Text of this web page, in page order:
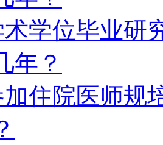
术学位毕业
年？
加住院医师规